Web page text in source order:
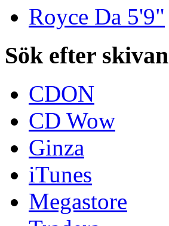
Royce Da 5'9"
Sök efter skivan
CDON
CD Wow
Ginza
iTunes
Megastore